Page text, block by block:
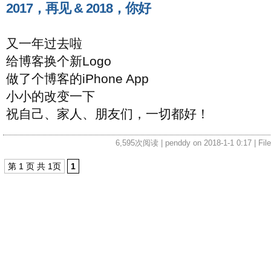
2017，再见 & 2018，你好
又一年过去啦
给博客换个新Logo
做了个博客的iPhone App
小小的改变一下
祝自己、家人、朋友们，一切都好！
6,595次阅读 | penddy on 2018-1-1 0:17 |
第 1 页 共 1页 1